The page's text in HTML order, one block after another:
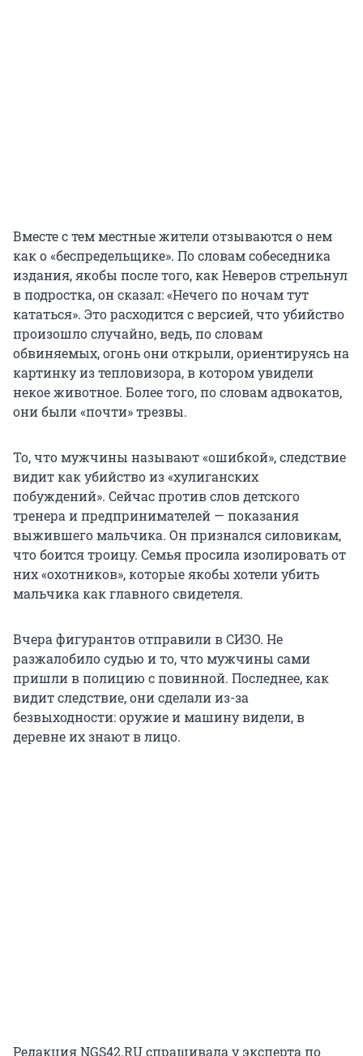
Вместе с тем местные жители отзываются о нем
как о «беспредельщике». По словам собеседника
издания, якобы после того, как Неверов стрельнул
в подростка, он сказал: «Нечего по ночам тут
кататься». Это расходится с версией, что убийство
произошло случайно, ведь, по словам
обвиняемых, огонь они открыли, ориентируясь на
картинку из тепловизора, в котором увидели
некое животное. Более того, по словам адвокатов,
они были «почти» трезвы.
То, что мужчины называют «ошибкой», следствие
видит как убийство из «хулиганских
побуждений». Сейчас против слов детского
тренера и предпринимателей — показания
выжившего мальчика. Он признался силовикам,
что боится троицу. Семья просила изолировать от
них «охотников», которые якобы хотели убить
мальчика как главного свидетеля.
Вчера фигурантов отправили в СИЗО. Не
разжалобило судью и то, что мужчины сами
пришли в полицию с повинной. Последнее, как
видит следствие, они сделали из-за
безвыходности: оружие и машину видели, в
деревне их знают в лицо.
Редакция NGS42.RU спрашивала у эксперта по